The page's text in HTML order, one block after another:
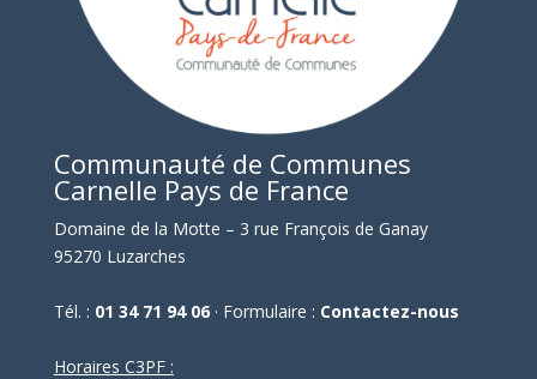
Communauté de Communes
Carnelle Pays de France
Domaine de la Motte – 3 rue François de Ganay
95270 Luzarches
Tél. : 01 34 71 94 06· Formulaire : Contactez-nous
Horaires C3PF :